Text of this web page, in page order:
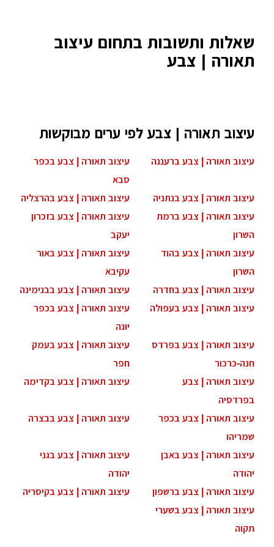
שאלות ותשובות בתחום עיצוב
תאורה | צבע
עיצוב תאורה | צבע לפי ערים מבוקשות
עיצוב תאורה | צבע ברעננה
עיצוב תאורה | צבע בכפר
סבא
עיצוב תאורה | צבע בנתניה
עיצוב תאורה | צבע בהרצליה
עיצוב תאורה | צבע ברמת
השרון
עיצוב תאורה | צבע בזכרון
יעקב
עיצוב תאורה | צבע בהוד
השרון
עיצוב תאורה | צבע באור
עקיבא
עיצוב תאורה | צבע בחדרה
עיצוב תאורה | צבע בבנימינה
עיצוב תאורה | צבע בעפולה
עיצוב תאורה | צבע בכפר
יונה
עיצוב תאורה | צבע בפרדס
חנה-כרכור
עיצוב תאורה | צבע בעמק
חפר
עיצוב תאורה | צבע
בפרדסיה
עיצוב תאורה | צבע בקדימה
עיצוב תאורה | צבע בכפר
שמריהו
עיצוב תאורה | צבע בבצרה
עיצוב תאורה | צבע באבן
יהודה
עיצוב תאורה | צבע בגני
יהודה
עיצוב תאורה | צבע ברשפון
עיצוב תאורה | צבע בקיסריה
עיצוב תאורה | צבע בשערי
תקוה